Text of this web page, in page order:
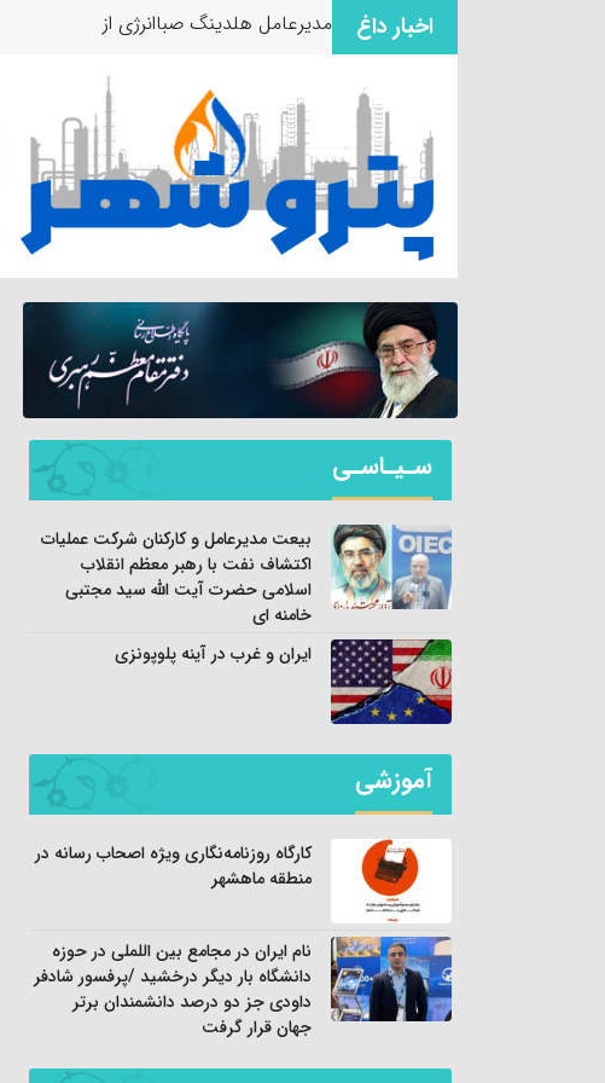
اخبار داغ مدیرعامل هلدینگ صباانرژی از مواکب خدمت
سـیـاسـی
بیعت مدیرعامل و کارکنان شرکت عملیات
اکتشاف نفت با رهبر معظم انقلاب
اسلامی حضرت آیت الله سید مجتبی
خامنه ای
ایران و غرب در آینه پلوپونزی
آموزشی
کارگاه روزنامه‌نگاری ویژه اصحاب رسانه در
منطقه ماهشهر
نام ایران در مجامع بین اللملی در حوزه
دانشگاه بار دیگر درخشید /پرفسور شادفر
داودی جز دو درصد دانشمندان برتر
جهان قرار گرفت